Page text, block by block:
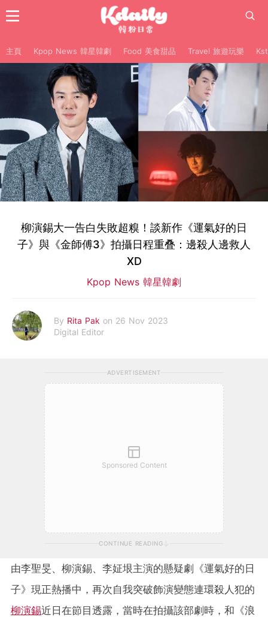
主頁 Kpop News 韓星韓劇 Food 美食甜品 Travel 旅遊玩樂
柳演錫大一告白失敗超糗！談新作《運氣好的日
子》與《金師傅3》拍攝日程重叠：邊殺人邊救人
XD
Kpop News 韓星韓劇
By Rita Pak on 26 Nov 2023
Digital Editor
ADVERTISEMENT
Sponsored Content
CONTINUE READING
由李聖旻、柳演錫、李姃垠主演的懸疑劇《運氣好的日
子》現正熱播中，再次自我突破飾演變態連環殺人犯的
柳演錫近日在節目透露，當時在拍攝該部劇時，和《浪